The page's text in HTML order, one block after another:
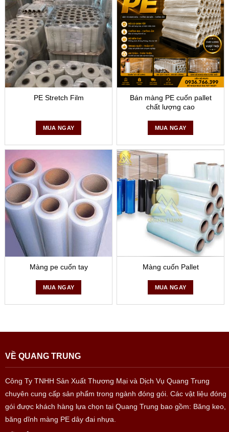
PE Stretch Film
MUA NGAY
Bán màng PE cuốn pallet
chất lượng cao
MUA NGAY
Màng pe cuốn tay
MUA NGAY
Màng cuốn Pallet
MUA NGAY
VỀ QUANG TRUNG
Công Ty TNHH Sản Xuất Thương Mại và Dịch Vụ Quang Trung
chuyên cung cấp sản phẩm trong ngành đóng gói. Các vật liệu đóng
gói được khách hàng lựa chọn tại Quang Trung bao gồm: Băng keo,
băng dĩnh màng PE dây đai nhựa.